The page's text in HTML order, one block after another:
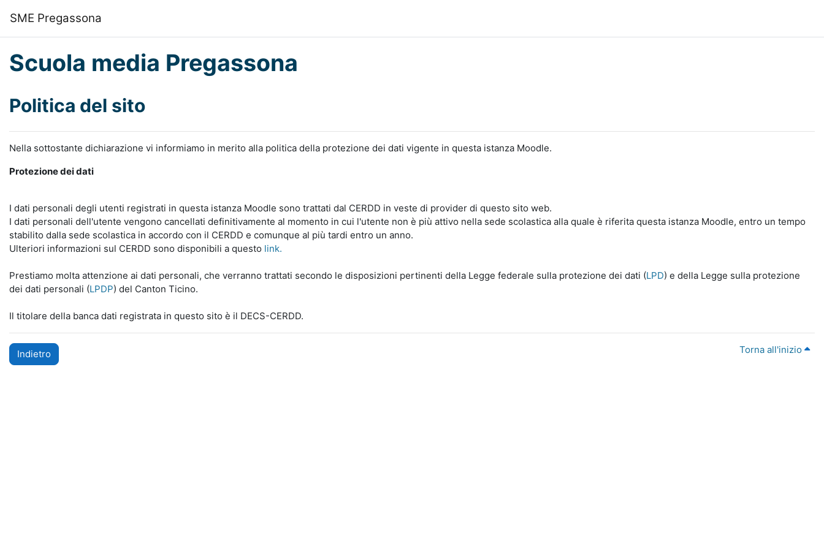
SME Pregassona
Scuola media Pregassona
Politica del sito
Nella sottostante dichiarazione vi informiamo in merito alla politica della protezione dei dati vigente in questa istanza Moodle.
Protezione dei dati
I dati personali degli utenti registrati in questa istanza Moodle sono trattati dal CERDD in veste di provider di questo sito web.
I dati personali dell'utente vengono cancellati definitivamente al momento in cui l'utente non è più attivo nella sede scolastica alla quale è riferita questa istanza Moodle, entro un tempo
stabilito dalla sede scolastica in accordo con il CERDD e comunque al più tardi entro un anno.
Ulteriori informazioni sul CERDD sono disponibili a questo link.
Prestiamo molta attenzione ai dati personali, che verranno trattati secondo le disposizioni pertinenti della Legge federale sulla protezione dei dati (LPD) e della Legge sulla protezione
dei dati personali (LPDP) del Canton Ticino.
Il titolare della banca dati registrata in questo sito è il DECS-CERDD.
Indietro Torna all'inizio